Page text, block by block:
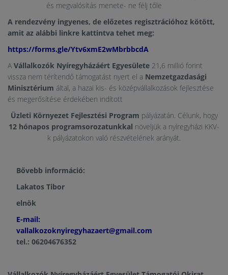
és megvalósítás menete- ne félj tőle
A rendezvény ingyenes, de előzetes regisztrációhoz kötött,
amit az alábbi linkre kattintva tehet meg:
https://forms.gle/Ytv6xmE2wMbrbbcdA
A Vállalkozók Nyíregyházáért Egyesülete 21,6 millió forint
vissza nem térítendő támogatást nyert el a Nemzetgazdasági
Minisztérium által, a hazai kis- és középvállalkozások fejlesztése
és megerősítése érdekében indított
Üzleti Környezet Fejlesztési Program pályázatán. Célunk, hogy
12 hónapos programsorozatunkkal növeljük a nyíregyházi KKV-
k pályázatokon való részvételének arányát.
Bővebb információ:
Lakatos Tibor
elnök
E-mail:
vallalkozoknyiregyhazaert@gmail.com
tel.: 06204676352